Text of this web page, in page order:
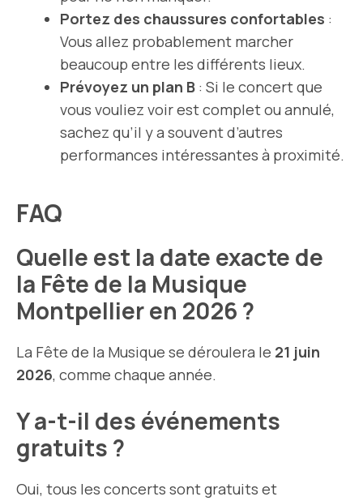
Portez des chaussures confortables :
Vous allez probablement marcher
beaucoup entre les différents lieux.
Prévoyez un plan B : Si le concert que
vous vouliez voir est complet ou annulé,
sachez qu’il y a souvent d’autres
performances intéressantes à proximité.
FAQ
Quelle est la date exacte de
la Fête de la Musique
Montpellier en 2026 ?
La Fête de la Musique se déroulera le 21 juin
2026, comme chaque année.
Y a-t-il des événements
gratuits ?
Oui, tous les concerts sont gratuits et